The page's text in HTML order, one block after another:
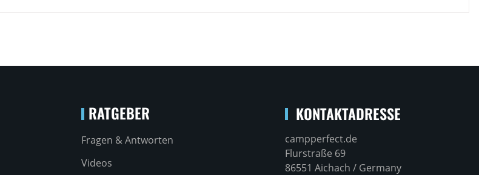
RATGEBER
Fragen & Antworten
Videos
KONTAKTADRESSE
campperfect.de
Flurstraße 69
86551 Aichach / Germany